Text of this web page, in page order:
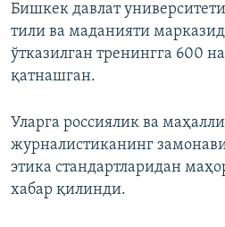
Бишкек давлат
тили ва маданияти
ўтказилган тренингга 600
қатнашган.
Уларга россиялик ва
журналистиканинг
этика стандартларидан
хабар қилинди.